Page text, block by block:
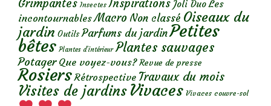
Grimpantes Insectes Inspirations Joli Duo Les
incontournables Macro Non classé Oiseaux du
jardin Outils Parfums du jardinPetites
bêtes Plantes d’intérieur Plantes sauvages
Potager Que voyez-vous? Revue de presse
Rosiers Rétrospective Travaux du mois
Visites de jardins Vivaces Vivaces couvre-sol